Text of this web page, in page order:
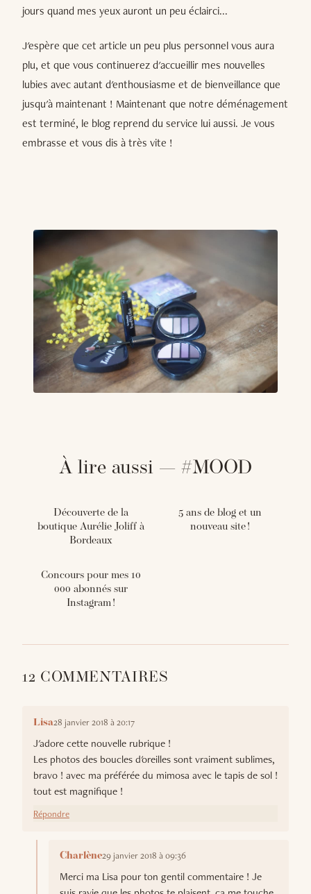
jours quand mes yeux auront un peu éclairci...
J'espère que cet article un peu plus personnel vous aura
plu, et que vous continuerez d'accueillir mes nouvelles
lubies avec autant d'enthousiasme et de bienveillance que
jusqu'à maintenant ! Maintenant que notre déménagement
est terminé, le blog reprend du service lui aussi. Je vous
embrasse et vous dis à très vite !
À lire aussi — #MOOD
Découverte de la
boutique Aurélie Joliff à
Bordeaux
5 ans de blog et un
nouveau site !
Concours pour mes 10
000 abonnés sur
Instagram !
12 COMMENTAIRES
Lisa28 janvier 2018 à 20:17
J'adore cette nouvelle rubrique !
Les photos des boucles d'oreilles sont vraiment sublimes,
bravo ! avec ma préférée du mimosa avec le tapis de sol !
tout est magnifique !
Répondre
Charlène29 janvier 2018 à 09:36
Merci ma Lisa pour ton gentil commentaire ! Je